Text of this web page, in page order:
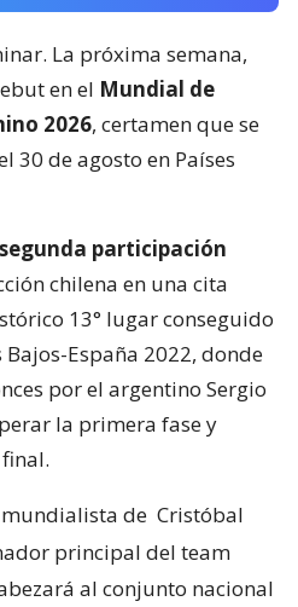
La próxima semana,
en el Mundial de
2026, certamen que se
30 de agosto en Países
segunda participación
chilena en una cita
13° lugar conseguido
España 2022, donde
por el argentino Sergio
la primera fase y
mundialista de Cristóbal
principal del team
al conjunto nacional